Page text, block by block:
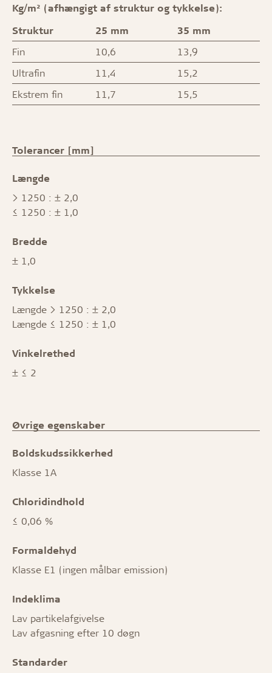
Kg/m² (afhængigt af struktur og tykkelse):
Struktur
25 mm
35 mm
Fin
10,6
13,9
Ultrafin
11,4
15,2
Ekstrem fin
11,7 15,5
Tolerancer [mm]
Længde
> 1250 : ± 2,0
≤ 1250 : ± 1,0
Bredde
± 1,0
Tykkelse
Længde > 1250 : ± 2,0
Længde ≤ 1250 : ± 1,0
Vinkelrethed
± ≤ 2
Øvrige egenskaber
Boldskudssikkerhed
Klasse 1A
Chloridindhold
≤ 0,06 %
Formaldehyd
Klasse E1 (ingen målbar emission)
Indeklima
Lav partikelafgivelse
Lav afgasning efter 10 døgn
Standarder